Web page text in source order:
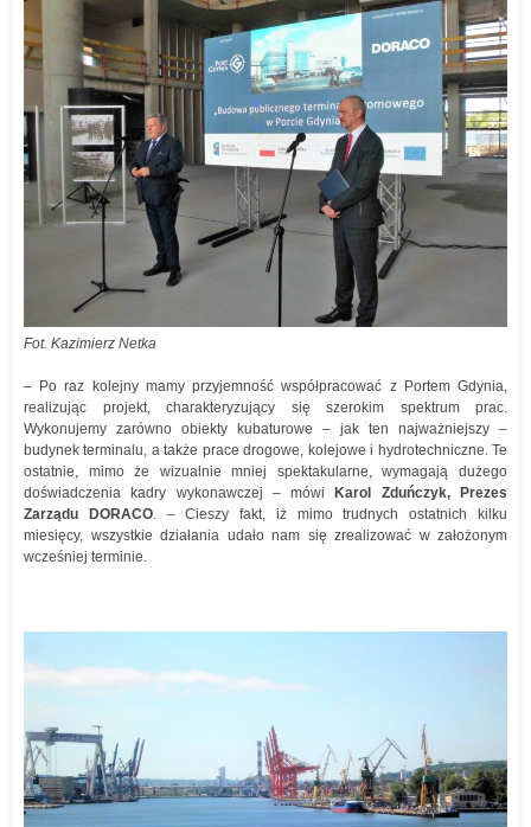
Fot. Kazimierz Netka
– Po raz kolejny mamy przyjemność współpracować z Portem Gdynia,
realizując projekt, charakteryzujący się szerokim spektrum prac.
Wykonujemy zarówno obiekty kubaturowe – jak ten najważniejszy –
budynek terminalu, a także prace drogowe, kolejowe i hydrotechniczne. Te
ostatnie, mimo że wizualnie mniej spektakularne, wymagają dużego
doświadczenia kadry wykonawczej – mówi
Karol Zduńczyk, Prezes
Zarządu DORACO. – Cieszy fakt, iż mimo trudnych ostatnich kilku
miesięcy, wszystkie działania udało nam się zrealizować w założonym
wcześniej terminie.